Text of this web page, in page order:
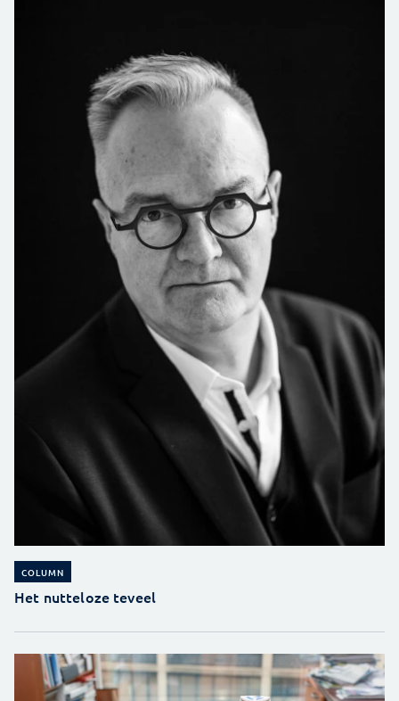
COLUMN
Het nutteloze teveel